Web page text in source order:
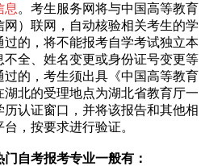
息 。考生服务网将与中国高等教育
）联网，自动核验相关考生的学
的，将不能报考自学考试独立本
全、姓名变更或身份证号变更等
的，考生须出具《中国高等教育
北的受理地点为湖北省教育厅一
认证窗口，并将该报告和其他相
，按要求进行验证。
门自考报考专业一般有：